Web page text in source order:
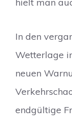
In den
Wetterlage
neuen
endgültige